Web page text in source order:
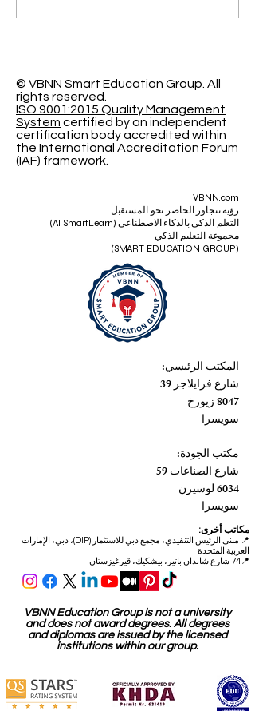
آفاقاً جديدة مع الجامعة
© VBNN Smart Education Group. All
rights reserved.
ISO 9001:2015 Quality Management
System certified by an independent
certification body accredited within
the International Accreditation Forum
(IAF) framework.
VBNN.com
رؤية تتجاوز الحاضر نحو المستقبل
التعلم الذكي بالذكاء الاصطناعي (AI SmartLearn)
مجموعة التعليم الذكي
(SMART EDUCATION GROUP)
المكتب الرئيسي:
شارع فرايلاجر 39
8047 زيورخ
سويسرا
مكتب الجودة:
شارع الصناعات 59
6034 لوسيرن
سويسرا
مكاتب أخرى:
📍
مبنى الرئيس التنفيذي، مجمع دبي للاستثمار (DIP)، دبي، الإمارات
العربية المتحدة
📍74 شارع شابدان باتير، بيشكيك، قيرغيزستان
VBNN Education Group is not a university
and does not award degrees. All degrees
and diplomas are issued by the licensed
institutions within our group.